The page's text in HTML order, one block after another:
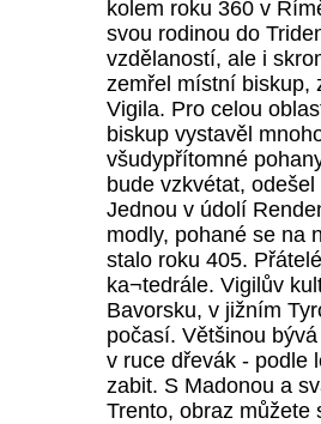
kolem roku 360 v
svou rodinou do
vzdělaností, ale i
zemřel místní biskup,
Vigila. Pro celou
biskup vystavěl
všudypřítomné
bude vzkvétat,
Jednou v údolí
modly, pohané se na
stalo roku 405.
ka¬tedrále. Vigilův
Bavorsku, v jižním
počasí. Většinou
v ruce dřevák - podle
zabit. S Madonou a
Trento, obraz můžete